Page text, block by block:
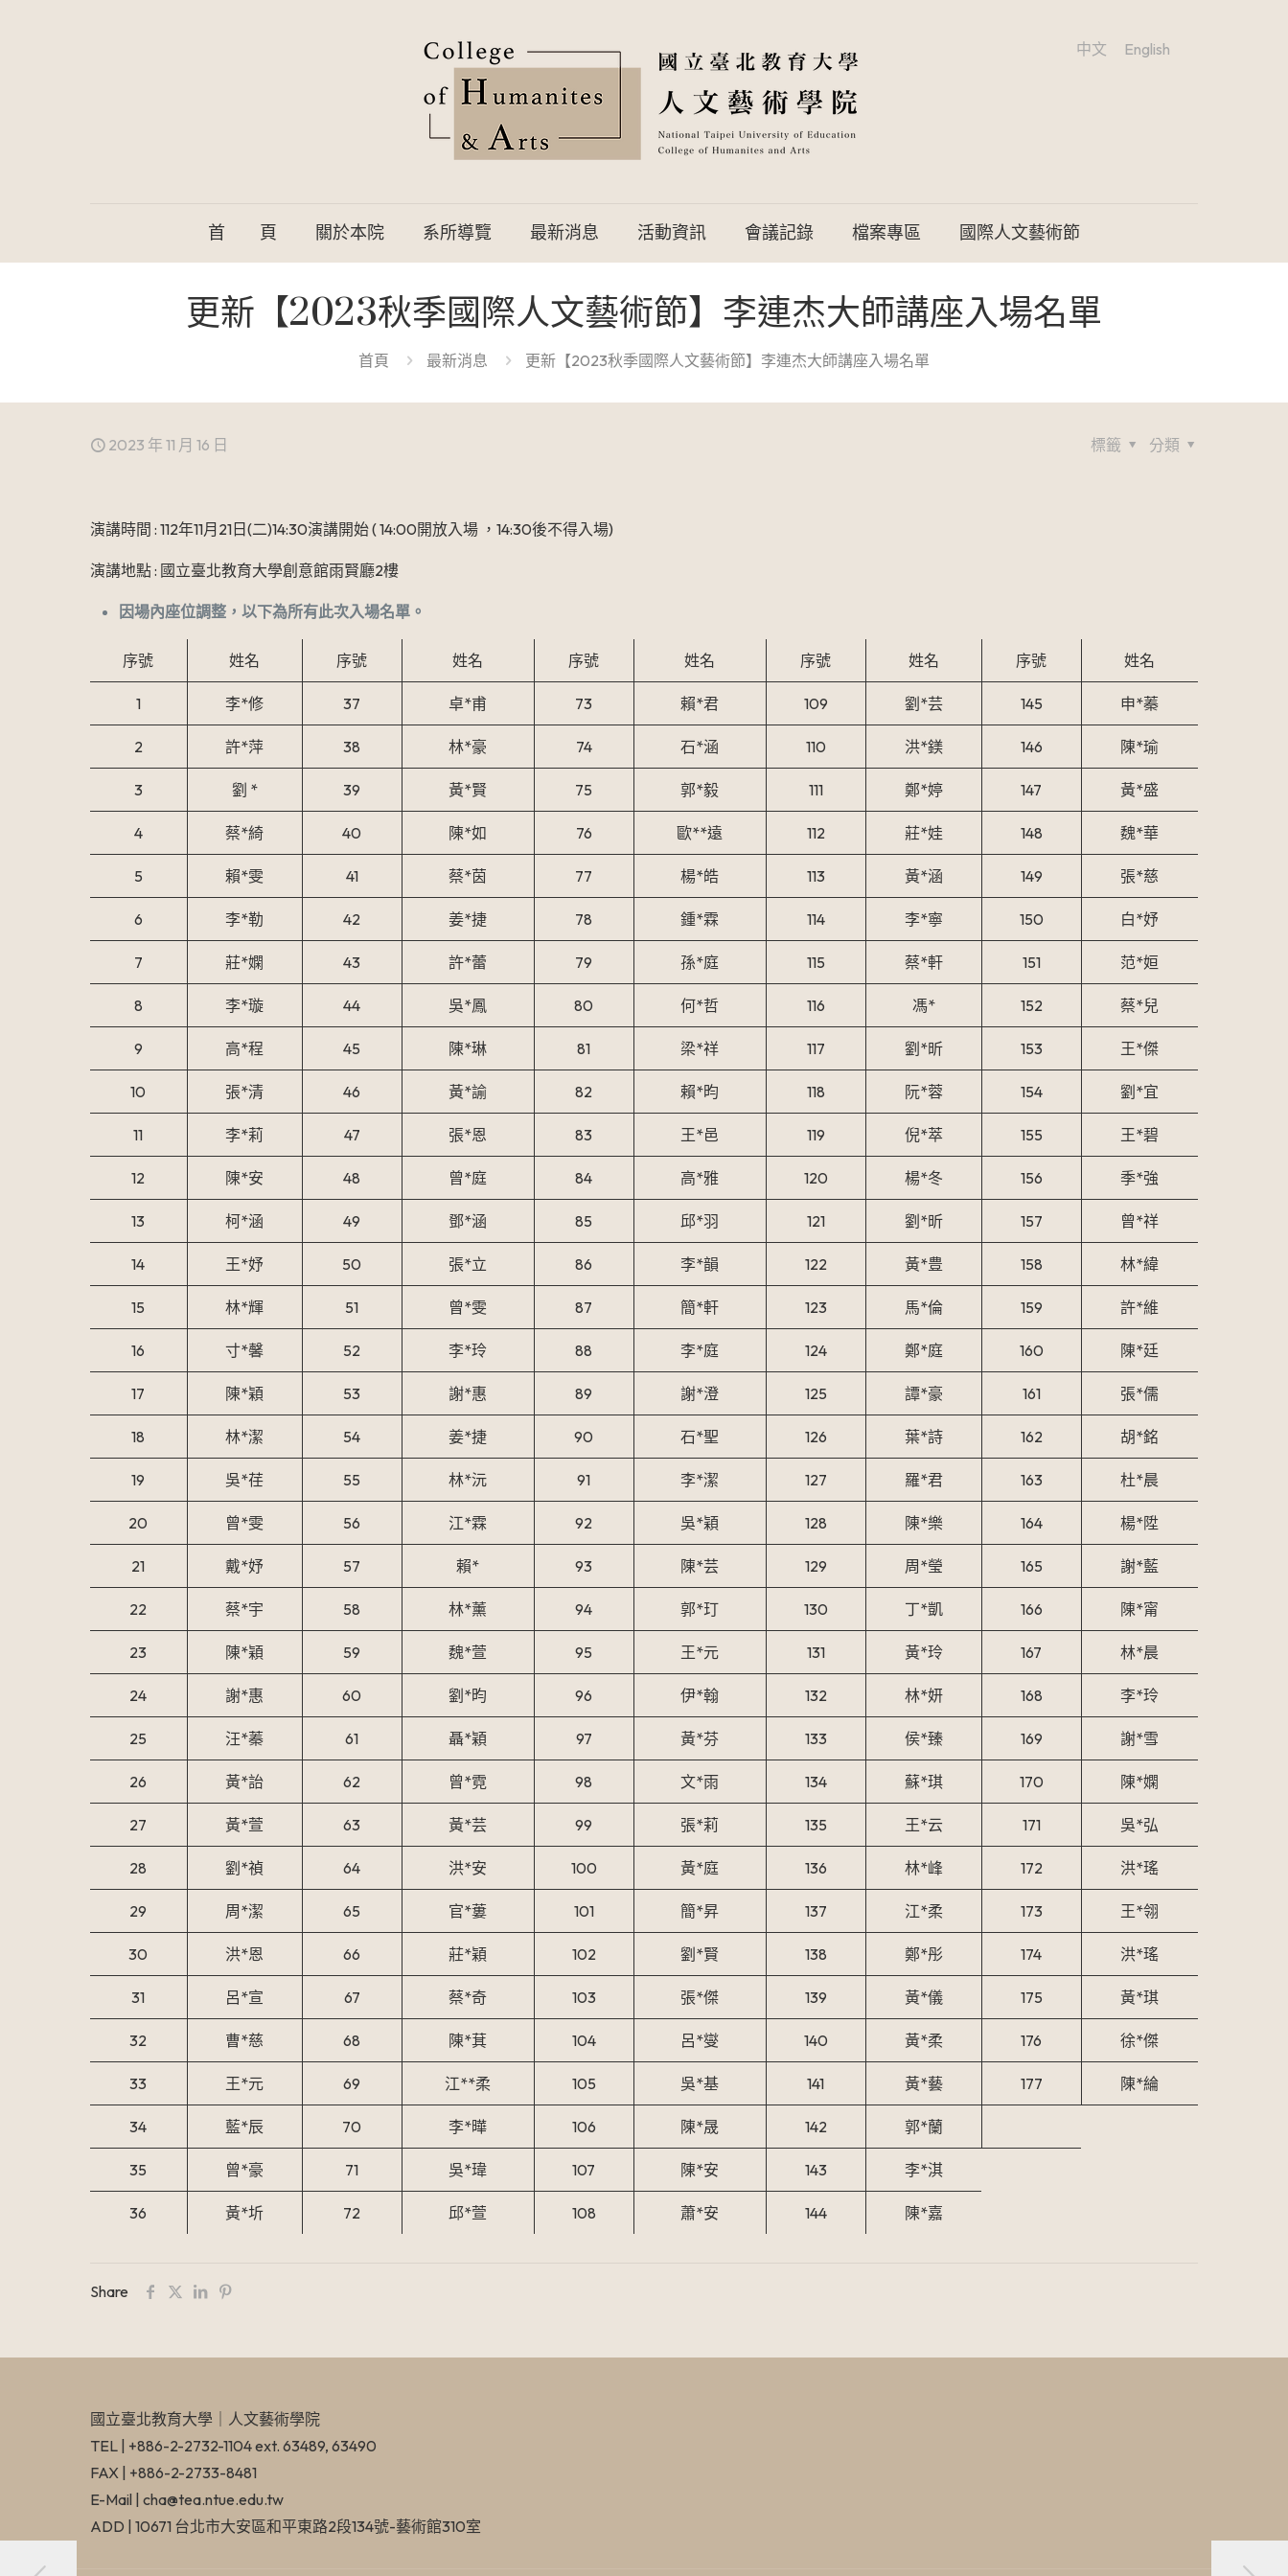
首 頁 關於本院 系所導覽 最新消息 活動資訊 會議記錄 檔案專區 國際人文藝術節
中文 English
更新【2023秋季國際人文藝術節】李連杰大師講座入場名單
首頁 最新消息 更新【2023秋季國際人文藝術節】李連杰大師講座入場名單
2023 年 11 月 16 日 分類
標籤
演講時間 : 112年11月21日(二)14:30演講開始 ( 14:00開放入場 ，14:30後不得入場)
演講地點 : 國立臺北教育大學創意館雨賢廳2樓
因場內座位調整，以下為所有此次入場名單。
序號 姓名 序號 姓名 序號 姓名 序號 姓名 序號 姓名
1 李*修 37 卓*甫 73 賴*君 109 劉*芸 145 申*蓁
2 許*萍 38 林*豪 74 石*涵 110 洪*鎂 146 陳*瑜
3 劉 * 39 黃*賢 75 郭*毅 111 鄭*婷 147 黃*盛
4 蔡*綺 40 陳*如 76 歐**遠 112 莊*娃 148 魏*華
5 賴*雯 41 蔡*茵 77 楊*皓 113 黃*涵 149 張*慈
6 李*勒 42 姜*捷 78 鍾*霖 114 李*寧 150 白*妤
7 莊*嫻 43 許*蕾 79 孫*庭 115 蔡*軒 151 范*姮
8 李*璇 44 吳*鳳 80 何*哲 116 馮* 152 蔡*兒
9 高*程 45 陳*琳 81 梁*祥 117 劉*昕 153 王*傑
10 張*清 46 黃*諭 82 賴*昀 118 阮*蓉 154 劉*宜
11 李*莉 47 張*恩 83 王*邑 119 倪*萃 155 王*碧
12 陳*安 48 曾*庭 84 高*雅 120 楊*冬 156 季*強
13 柯*涵 49 鄧*涵 85 邱*羽 121 劉*昕 157 曾*祥
14 王*妤 50 張*立 86 李*韻 122 黃*豊 158 林*緯
15 林*輝 51 曾*雯 87 簡*軒 123 馬*倫 159 許*維
16 寸*馨 52 李*玲 88 李*庭 124 鄭*庭 160 陳*廷
17 陳*穎 53 謝*惠 89 謝*澄 125 譚*豪 161 張*儒
18 林*潔 54 姜*捷 90 石*聖 126 葉*詩 162 胡*銘
19 吳*荏 55 林*沅 91 李*潔 127 羅*君 163 杜*晨
20 曾*雯 56 江*霖 92 吳*穎 128 陳*樂 164 楊*陞
21 戴*妤 57 賴* 93 陳*芸 129 周*瑩 165 謝*藍
22 蔡*宇 58 林*薰 94 郭*玎 130 丁*凱 166 陳*甯
23 陳*穎 59 魏*萱 95 王*元 131 黃*玲 167 林*晨
24 謝*惠 60 劉*昀 96 伊*翰 132 林*妍 168 李*玲
25 汪*蓁 61 聶*穎 97 黃*芬 133 侯*臻 169 謝*雪
26 黃*詒 62 曾*霓 98 文*雨 134 蘇*琪 170 陳*嫻
27 黃*萱 63 黃*芸 99 張*莉 135 王*云 171 吳*弘
28 劉*禎 64 洪*安 100 黃*庭 136 林*峰 172 洪*瑤
29 周*潔 65 官*蔞 101 簡*昇 137 江*柔 173 王*翎
30 洪*恩 66 莊*穎 102 劉*賢 138 鄭*彤 174 洪*瑤
31 呂*宣 67 蔡*奇 103 張*傑 139 黃*儀 175 黃*琪
32 曹*慈 68 陳*萁 104 呂*燮 140 黃*柔 176 徐*傑
33 王*元 69 江**柔 105 吳*基 141 黃*藝 177 陳*綸
34 藍*辰 70 李*曄 106 陳*晟 142 郭*蘭
35 曾*豪 71 吳*瑋 107 陳*安 143 李*淇
36 黃*圻 72 邱*萱 108 蕭*安 144 陳*嘉
Share
國立臺北教育大學​｜人文藝術學院
TEL | +886-2-2732-1104 ext. 63489, 63490
FAX | +886-2-2733-8481
E-Mail | cha@tea.ntue.edu.tw
ADD | 10671 台北市大安區和平東路2段134號-藝術館310室